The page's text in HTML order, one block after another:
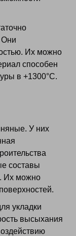
Они
Их можно
способен
в +1300°C.
У них
составы
Их можно
укладки
высыхания